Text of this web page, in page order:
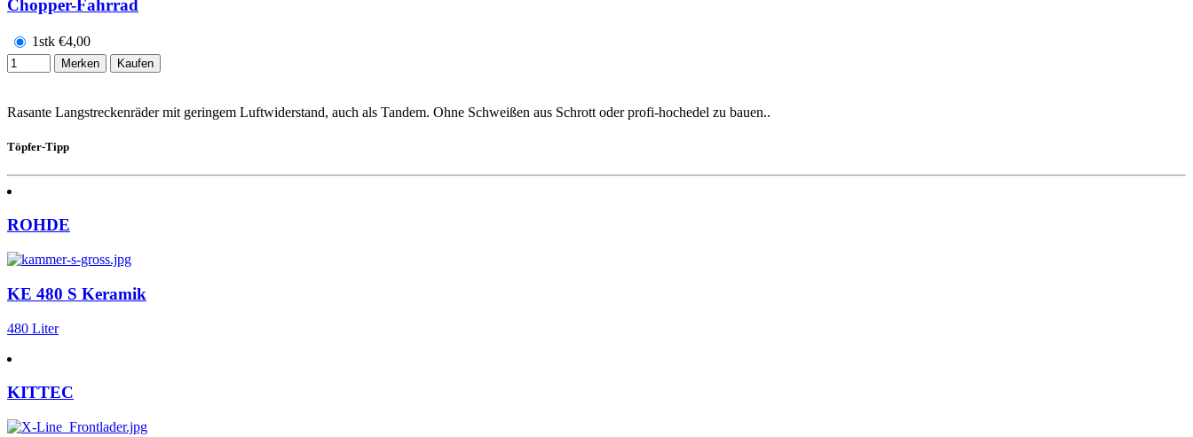
Chopper-Fahrrad
1stk €4,00
Merken Kaufen
Rasante Langstreckenräder mit geringem Luftwiderstand, auch als Tandem. Ohne Schweißen aus Schrott oder profi-hochedel zu bauen..
Töpfer-Tipp
ROHDE
KE 480 S Keramik
480 Liter
KITTEC